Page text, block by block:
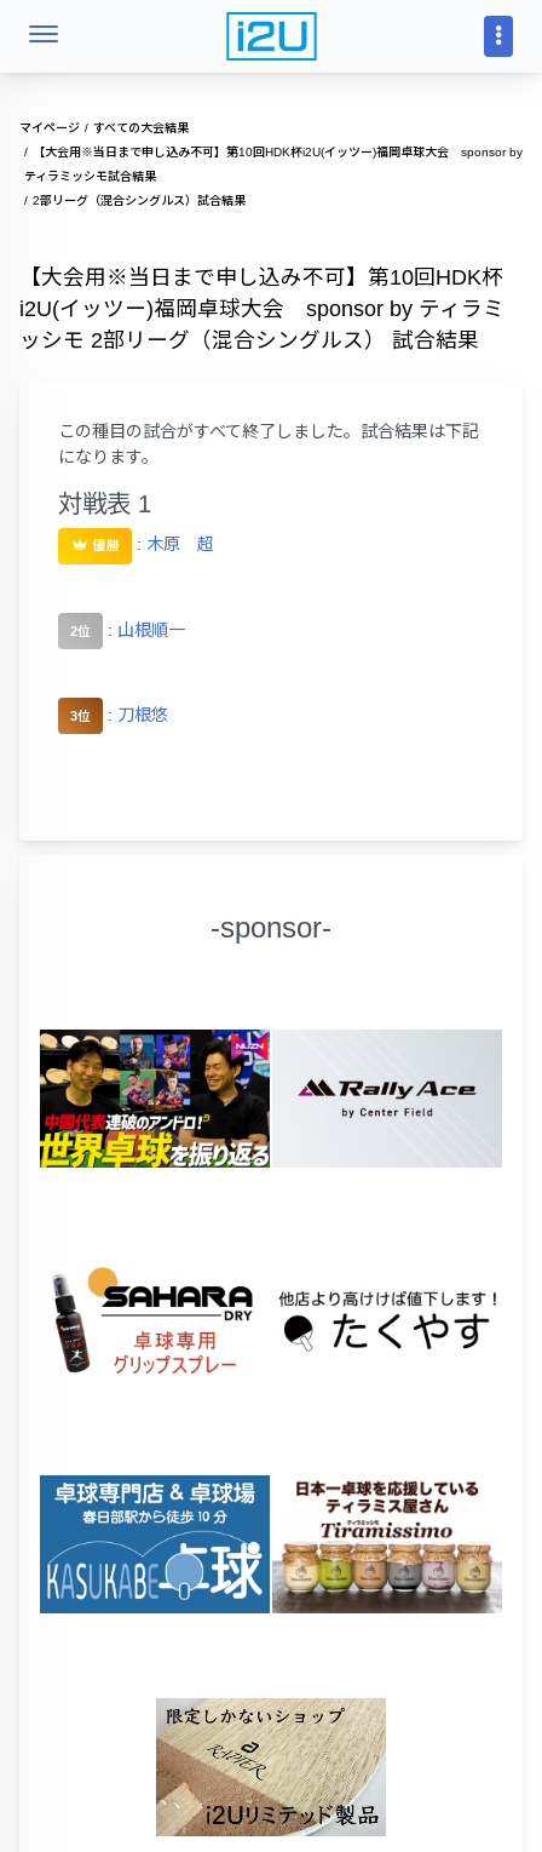
マイページ
すべての大会結果
【大会用※当日まで申し込み不可】第10回HDK杯i2U(イッツー)福岡卓球大会 sponsor by
ティラミッシモ試合結果
2部リーグ（混合シングルス）試合結果
【大会用※当日まで申し込み不可】第10回HDK杯
i2U(イッツー)福岡卓球大会 sponsor by ティラミ
ッシモ 2部リーグ（混合シングルス） 試合結果
この種目の試合がすべて終了しました。試合結果は下記
になります。
対戦表 1
優勝 : 木原 超
2位 : 山根順一
3位 : 刀根悠
-sponsor-